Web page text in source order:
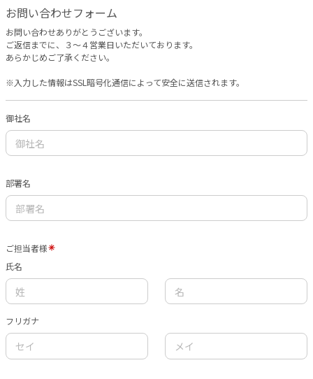
お問い合わせフォーム
お問い合わせありがとうございます。
ご返信までに、３〜４営業日いただいております。
あらかじめご了承ください。
※入力した情報はSSL暗号化通信によって安全に送信されます。
御社名
部署名
ご担当者様
氏名
フリガナ